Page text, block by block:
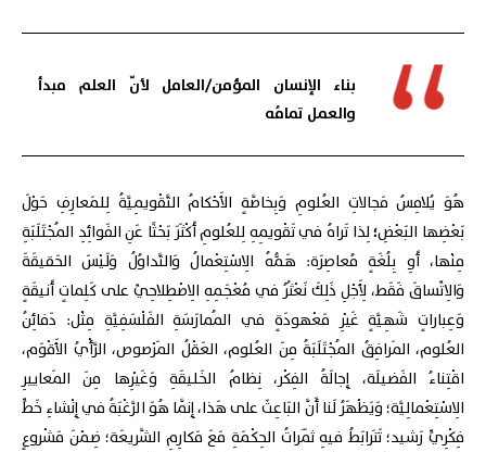
بناء الإنسان المؤمن/العامل لأنّ العلم مبدأ
والعمل تمامُه
هُوَ يُلامِسُ مَجالاتِ العُلومِ وَبِخاصَّةٍ الأَحْكامُ التَّقْويمِيَّةُ لِلمَعارِفِ حَوْلَ
بَعْضِها البَعْضِ؛لِذا تَراهُ في تَقْويمِهِ لِلعُلومِ أَكْثَرَ بَحْثًا عَنِ الفَوائِدِ المُجْتَلَبَةِ
مِنْها، أَوِ بِلُغَةٍ مُعاصِرَة: هَمُّهُ الِاسْتِعْمالُ وَالتَّداوُلُ وَلَيْسَ الحَقيقَةَ
وَالِاتِّساقَ فَقَط، لِأَجْلِ ذَلِكَ نَعْثُرُ في مُعْجَمِهِ الِاصْطِلاحِيِّ على كَلِماتٍ أَنيقَةٍ
وَعِباراتٍ شَهِيَّةٍ غَيْرِ مَعْهودَةٍ في المُمارَسَةِ الفَلْسَفِيَّةِ مِثْل: دَفائِنُ
العُلوم، المَرافِقُ المُجْتَلَبَةُ مِنَ العُلوم، العَقْلُ المَرْصوص، الرَّأْيُ الأَقْوَم،
اقْتِناءُ الفَضيلَة، إِجالَةُ الفِكْر، نِظامُ الخَليقَةِ وَغَيْرِها مِنَ المَعاييرِ
الِاسْتِعْمالِيَّة؛ وَيَظْهَرُ لَنا أَنَّ البَاعِثَ على هَذا، إِنَّما هُوَ الرَّغْبَةُ في إِنْشاءِ خَطٍّ
فِكْرِيٍّ رَشيد؛ تَتَرابَطُ فيهِ ثَمَراتُ الحِكْمَةِ مَعَ مَكارِمِ الشَّريعَة؛ ضِمْنَ مَشْروعٍ